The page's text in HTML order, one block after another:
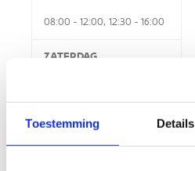
Toestemming Details
08:00 - 12:00, 12:30 - 16:00
ZATERDAG
ZONDAG